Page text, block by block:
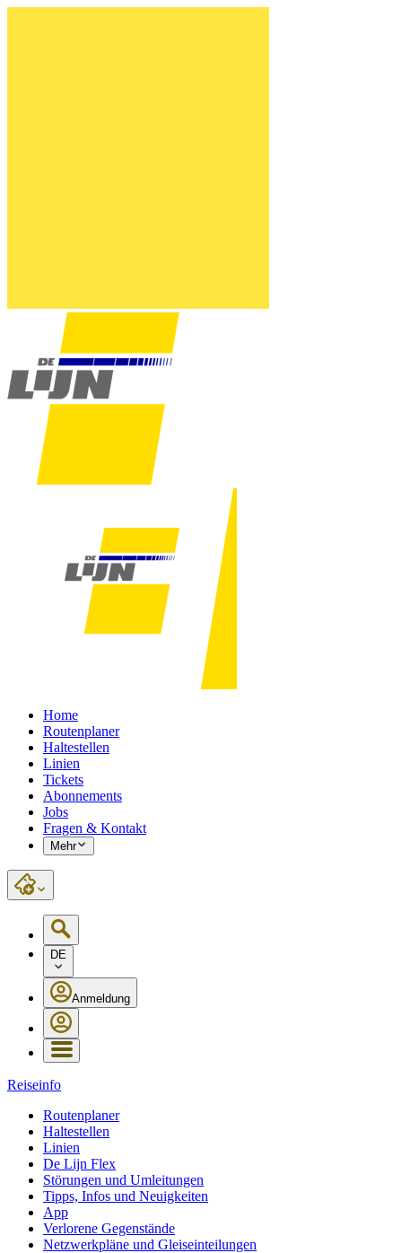
Home
Routenplaner
Haltestellen
Linien
Tickets
Abonnements
Jobs
Fragen & Kontakt
Mehr
DE
Anmeldung
Reiseinfo
Routenplaner
Haltestellen
Linien
De Lijn Flex
Störungen und Umleitungen
Tipps, Infos und Neuigkeiten
App
Verlorene Gegenstände
Netzwerkpläne und Gleiseinteilungen